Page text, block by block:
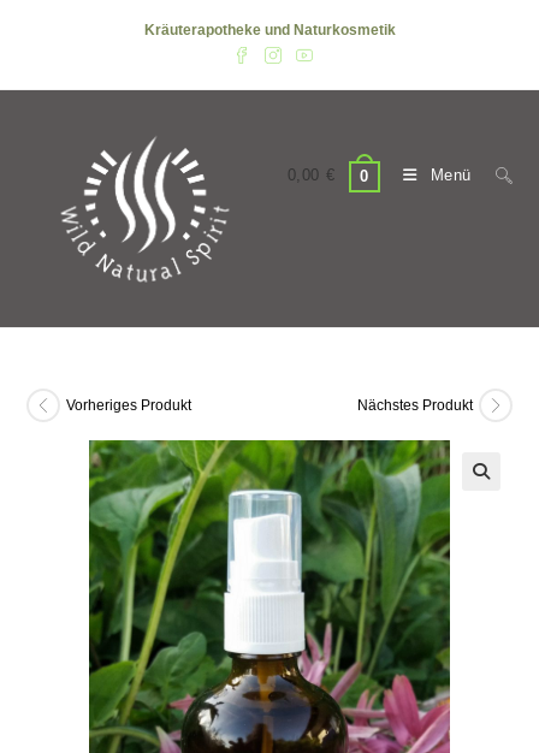
Kräuterapotheke und Naturkosmetik
0,00 € 0 Menü
Vorheriges Produkt Nächstes Produkt